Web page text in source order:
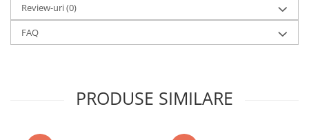
Review-uri(0)
FAQ
PRODUSE SIMILARE